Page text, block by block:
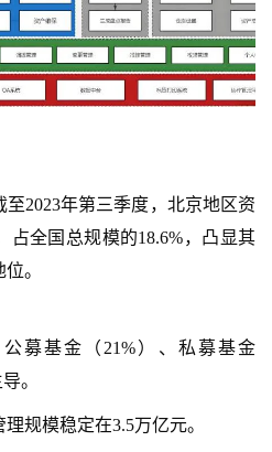
至2023年第三季度，北京地区资
占全国总规模的18.6%，凸显其
。
公募基金（21%）、私募基金
。
理规模稳定在3.5万亿元。